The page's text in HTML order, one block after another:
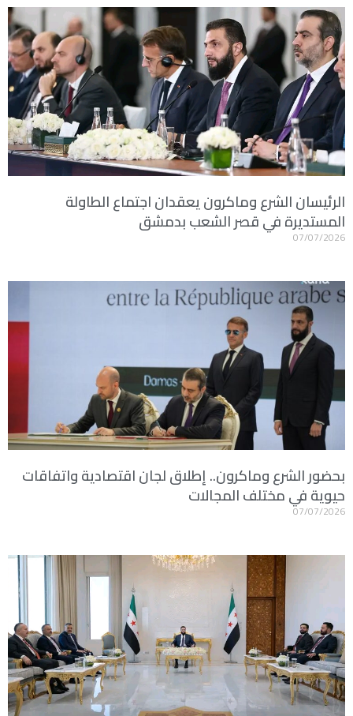
الرئيسان الشرع وماكرون يعقدان اجتماع الطاولة
المستديرة في قصر الشعب بدمشق
07/07/2026
بحضور الشرع وماكرون.. إطلاق لجان اقتصادية واتفاقات
حيوية في مختلف المجالات
07/07/2026